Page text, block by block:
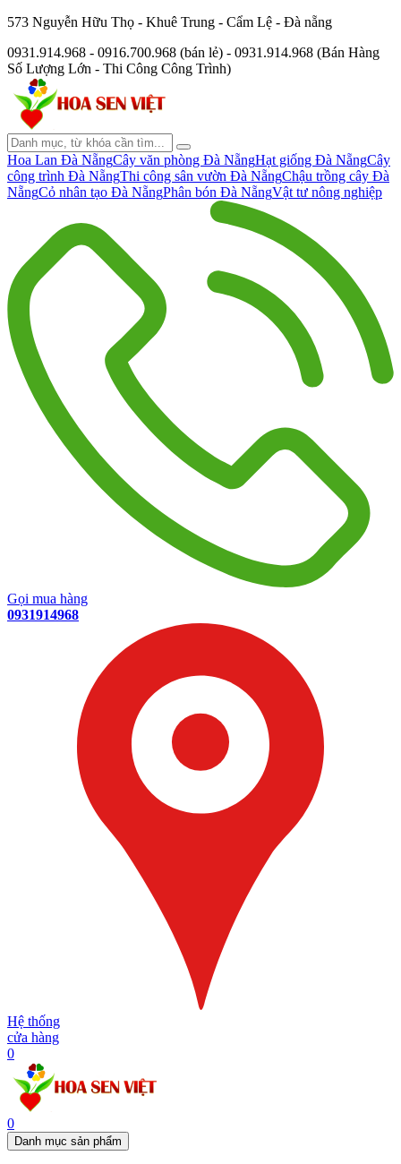
573 Nguyễn Hữu Thọ - Khuê Trung - Cẩm Lệ - Đà nẵng
0931.914.968 - 0916.700.968 (bán lẻ) - 0931.914.968 (Bán Hàng
Số Lượng Lớn - Thi Công Công Trình)
Hoa Lan Đà NẵngCây văn phòng Đà NẵngHạt giống Đà NẵngCây
công trình Đà NẵngThi công sân vườn Đà NẵngChậu trồng cây Đà
NẵngCỏ nhân tạo Đà NẵngPhân bón Đà NẵngVật tư nông nghiệp
Gọi mua hàng
0931914968
Hệ thống
cửa hàng
0
0
Danh mục sản phẩm